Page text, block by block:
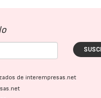
de interempresas.net